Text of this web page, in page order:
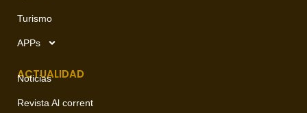
Turismo
APPs
ACTUALIDAD
Noticias
Revista Al corrent